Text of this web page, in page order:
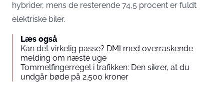
hybrider, mens de resterende 74,5 procent er fuldt
elektriske biler.
Læs også
Kan det virkelig passe? DMI med overraskende
melding om næste uge
Tommelfingerregel i trafikken: Den sikrer, at du
undgår bøde på 2.500 kroner